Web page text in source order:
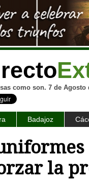
como son. 7 de Agosto
Badajoz
la